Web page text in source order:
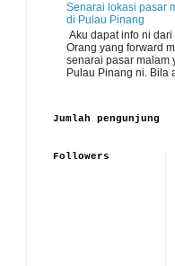
Senarai lokasi pasar
di Pulau Pinang
Aku dapat info ni dari
Orang yang forward
senarai pasar malam
Pulau Pinang ni. Bila
Jumlah pengunjung
Followers